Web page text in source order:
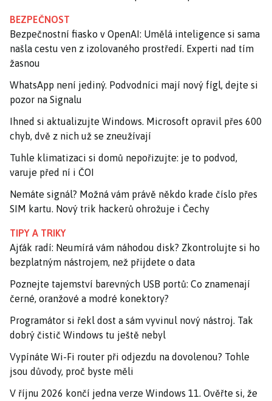
BEZPEČNOST
Bezpečnostní fiasko v OpenAI: Umělá inteligence si sama
našla cestu ven z izolovaného prostředí. Experti nad tím
žasnou
WhatsApp není jediný. Podvodníci mají nový fígl, dejte si
pozor na Signalu
Ihned si aktualizujte Windows. Microsoft opravil přes 600
chyb, dvě z nich už se zneužívají
Tuhle klimatizaci si domů nepořizujte: je to podvod,
varuje před ní i ČOI
Nemáte signál? Možná vám právě někdo krade číslo přes
SIM kartu. Nový trik hackerů ohrožuje i Čechy
TIPY A TRIKY
Ajťák radí: Neumírá vám náhodou disk? Zkontrolujte si ho
bezplatným nástrojem, než přijdete o data
Poznejte tajemství barevných USB portů: Co znamenají
černé, oranžové a modré konektory?
Programátor si řekl dost a sám vyvinul nový nástroj. Tak
dobrý čistič Windows tu ještě nebyl
Vypínáte Wi-Fi router při odjezdu na dovolenou? Tohle
jsou důvody, proč byste měli
V říjnu 2026 končí jedna verze Windows 11. Ověřte si, že